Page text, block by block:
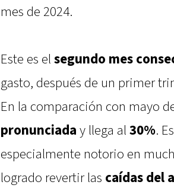
mes de 2024.
Este es el segundo mes
gasto, después de un primer
En la comparación con mayo
pronunciada y llega al 30%.
especialmente notorio en
logrado revertir las caídas del